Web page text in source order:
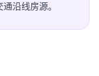
沿线房源。